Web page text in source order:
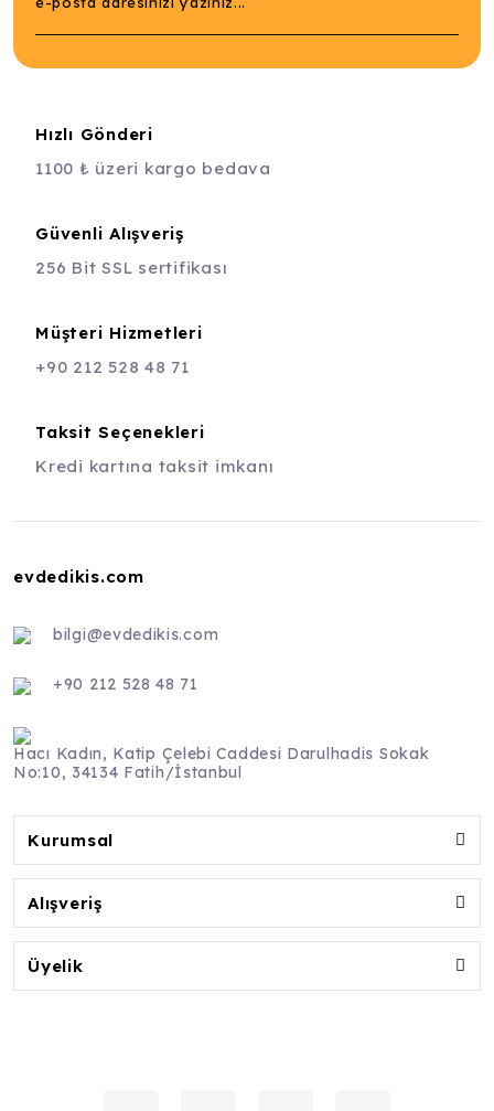
Hızlı Gönderi
1100 ₺ üzeri kargo bedava
Güvenli Alışveriş
256 Bit SSL sertifikası
Müşteri Hizmetleri
+90 212 528 48 71
Taksit Seçenekleri
Kredi kartına taksit imkanı
evdedikis.com
bilgi@evdedikis.com
+90 212 528 48 71
Hacı Kadın, Katip Çelebi Caddesi Darulhadis Sokak
No:10, 34134 Fatih/İstanbul
Kurumsal
Alışveriş
Üyelik